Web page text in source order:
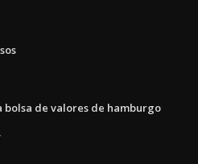
de valores de hamburgo